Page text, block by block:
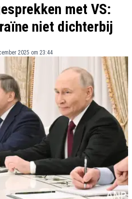
met VS:
niet dichterbij
2025 om 23:44